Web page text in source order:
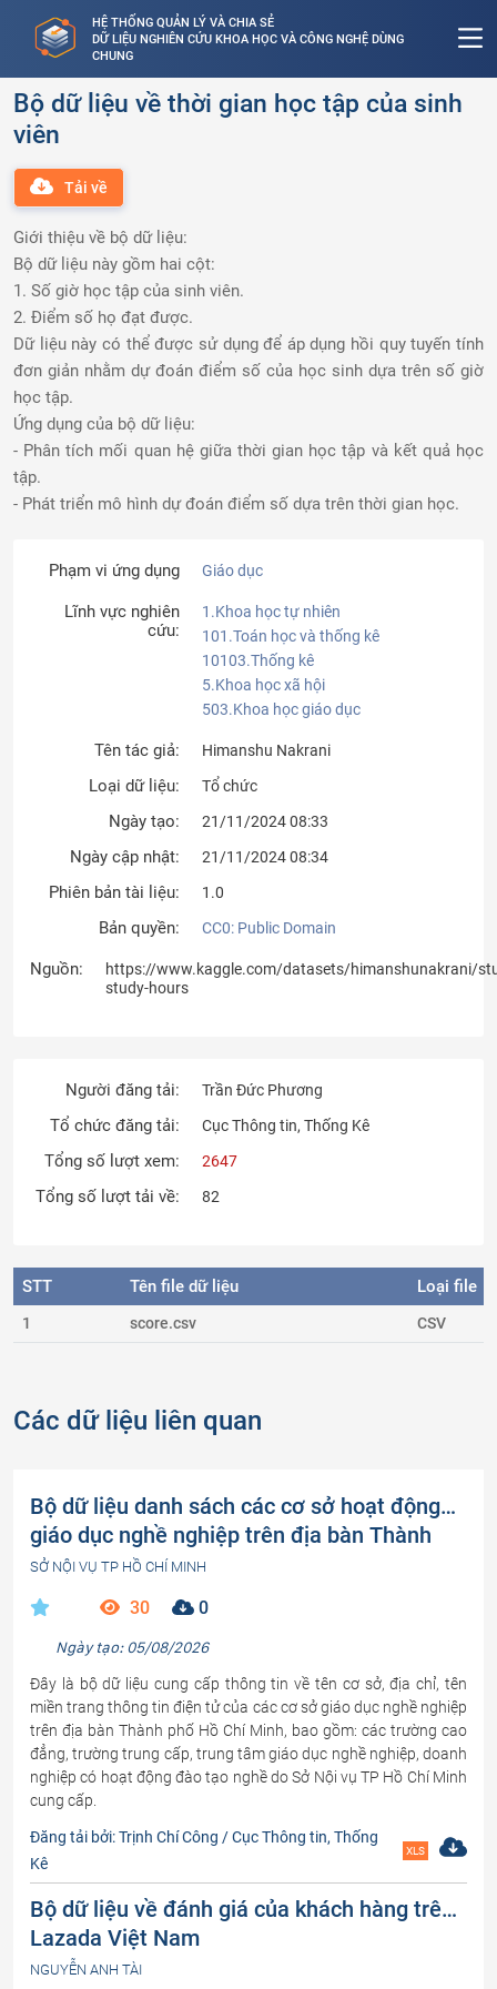
HỆ THỐNG QUẢN LÝ VÀ CHIA SẺ
DỮ LIỆU NGHIÊN CỨU KHOA HỌC VÀ CÔNG NGHỆ DÙNG
CHUNG
Bộ dữ liệu về thời gian học tập của sinh
viên
Tải về
Giới thiệu về bộ dữ liệu:
Bộ dữ liệu này gồm hai cột:
1. Số giờ học tập của sinh viên.
2. Điểm số họ đạt được.
Dữ liệu này có thể được sử dụng để áp dụng hồi quy tuyến tính
đơn giản nhằm dự đoán điểm số của học sinh dựa trên số giờ
học tập.
Ứng dụng của bộ dữ liệu:
- Phân tích mối quan hệ giữa thời gian học tập và kết quả học
tập.
- Phát triển mô hình dự đoán điểm số dựa trên thời gian học.
Phạm vi ứng dụng Giáo dục
Lĩnh vực nghiên
cứu:
1.Khoa học tự nhiên
101.Toán học và thống kê
10103.Thống kê
5.Khoa học xã hội
503.Khoa học giáo dục
Tên tác giả: Himanshu Nakrani
Loại dữ liệu: Tổ chức
Ngày tạo: 21/11/2024 08:33
Ngày cập nhật: 21/11/2024 08:34
Phiên bản tài liệu: 1.0
Bản quyền: CC0: Public Domain
Nguồn:
https://www.kaggle.com/datasets/himanshunakrani/
study-hours
Người đăng tải: Trần Đức Phương
Tổ chức đăng tải: Cục Thông tin, Thống Kê
Tổng số lượt xem: 2647
Tổng số lượt tải về: 82
STT Tên file dữ liệu Loại file
1 score.csv CSV
Các dữ liệu liên quan
Bộ dữ liệu danh sách các cơ sở hoạt động
giáo dục nghề nghiệp trên địa bàn Thành
phố Hồ Chí Minh
SỞ NỘI VỤ TP HỒ CHÍ MINH
30 0
Ngày tạo: 05/08/2026
Đây là bộ dữ liệu cung cấp thông tin về tên cơ sở, địa chỉ, tên
miền trang thông tin điện tử của các cơ sở giáo dục nghề nghiệp
trên địa bàn Thành phố Hồ Chí Minh, bao gồm: các trường cao
đẳng, trường trung cấp, trung tâm giáo dục nghề nghiệp, doanh
nghiệp có hoạt động đào tạo nghề do Sở Nội vụ TP Hồ Chí Minh
cung cấp.
Đăng tải bởi: Trịnh Chí Công / Cục Thông tin, Thống
Kê
XLS
Bộ dữ liệu về đánh giá của khách hàng trên
Lazada Việt Nam
NGUYỄN ANH TÀI